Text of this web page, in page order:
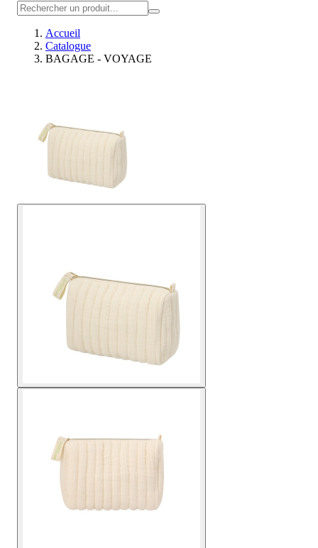
Accueil
Catalogue
BAGAGE - VOYAGE